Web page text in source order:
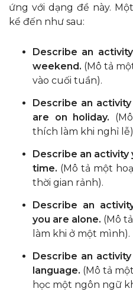
ứng với dạng đề này.
kể đến như sau:
Describe an
weekend. (Mô tả
vào cuối tuần).
Describe an
are on holiday.
thích làm khi nghỉ
Describe an activity
time. (Mô tả một
thời gian rảnh).
Describe an
you are alone. (Mô
làm khi ở một mình).
Describe an
language. (Mô tả
học một ngôn ngữ